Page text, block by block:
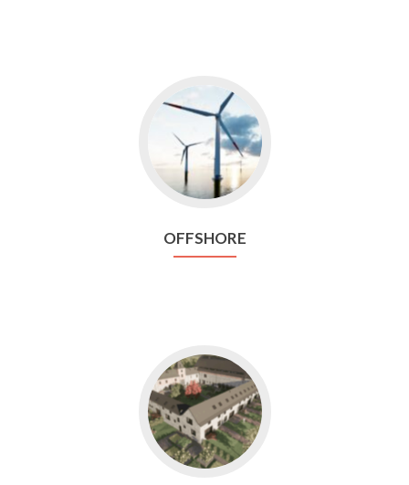
Aller
vers
Offshore
OFFSHORE
Aller
vers
Hulplanche